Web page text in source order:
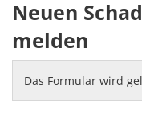
Neuen
melden
Das Formular wird